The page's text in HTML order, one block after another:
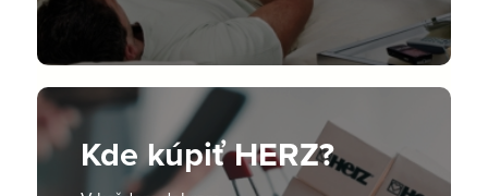
Kde kúpiť HERZ?